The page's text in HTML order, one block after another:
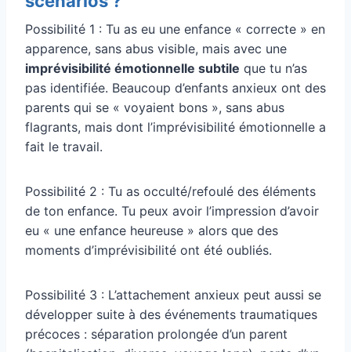
Possibilité 1 : Tu as eu une enfance « correcte » en
apparence, sans abus visible, mais avec une
imprévisibilité émotionnelle subtile que tu n’as
pas identifiée. Beaucoup d’enfants anxieux ont des
parents qui se « voyaient bons », sans abus
flagrants, mais dont l’imprévisibilité émotionnelle a
fait le travail.
Possibilité 2 : Tu as occulté/refoulé des éléments
de ton enfance. Tu peux avoir l’impression d’avoir
eu « une enfance heureuse » alors que des
moments d’imprévisibilité ont été oubliés.
Possibilité 3 : L’attachement anxieux peut aussi se
développer suite à des événements traumatiques
précoces : séparation prolongée d’un parent